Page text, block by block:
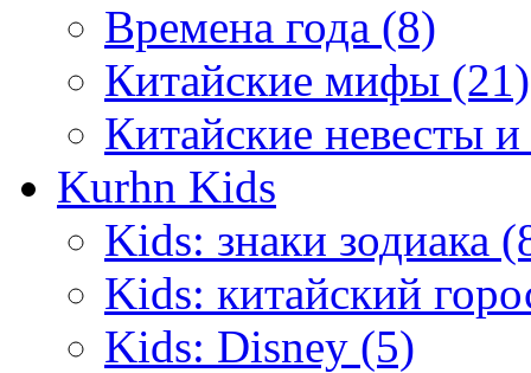
Времена года (8)
Китайские мифы (21)
Китайские невесты
Kurhn Kids
Kids: знаки зодиака
Kids: китайский
Kids: Disney (5)